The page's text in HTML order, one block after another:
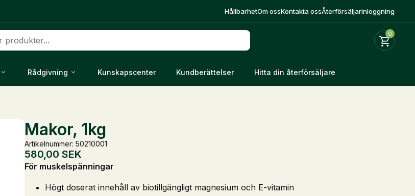
HållbarhetOm ossKontakta ossÅterförsäljarinloggning
0
Rådgivning Kunskapscenter Kundberättelser Hitta din återförsäljare
Makor, 1kg
Artikelnummer: 50210001
580,00 SEK
För muskelspänningar
Högt doserat innehåll av biotillgängligt magnesium och E-vitamin